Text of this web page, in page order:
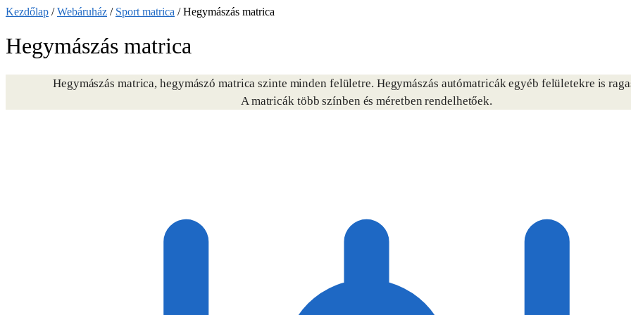
Kezdőlap /Webáruház / Sport matrica /Hegymászás matrica
Hegymászás matrica
Hegymászás matrica, hegymászó matrica szinte minden felületre. Hegymászás autómatricák egyéb felületekre is
A matricák több színben és méretben rendelhetőek.